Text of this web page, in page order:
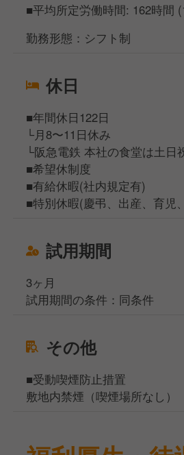
■平均所定労働時間: 162時間
勤務形態：シフト制
休日
■年間休日122日
└月8〜11日休み
└阪急電鉄 本社の食堂は土日
■希望休制度
■有給休暇(社内規定有)
■特別休暇(慶弔、出産、育児
試用期間
3ヶ月
試用期間の条件：同条件
その他
■受動喫煙防止措置
敷地内禁煙（喫煙場所なし）